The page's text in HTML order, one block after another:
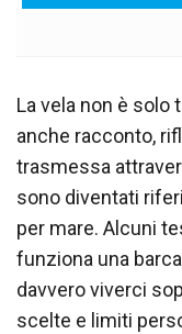
La vela non è solo
anche racconto,
trasmessa
sono diventati
per mare. Alcuni
funziona una
davvero viverci
scelte e limiti